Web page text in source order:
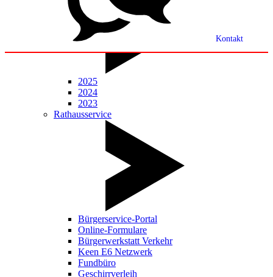
Kontakt
2025
2024
2023
Rathausservice
Bürgerservice-Portal
Online-Formulare
Bürgerwerkstatt Verkehr
Keen E6 Netzwerk
Fundbüro
Geschirrverleih